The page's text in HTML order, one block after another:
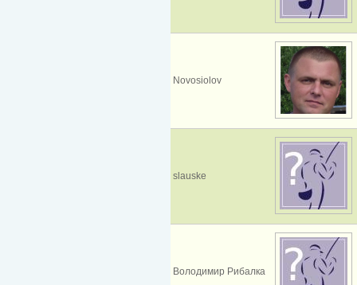
Novosiolov
slauske
Володимир Рибалка